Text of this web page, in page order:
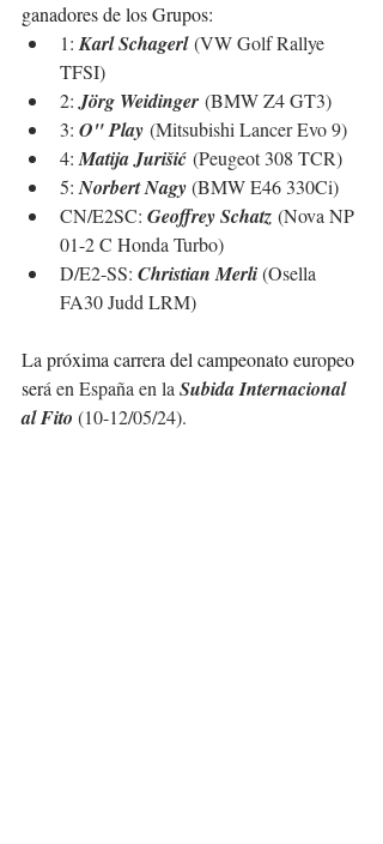
ganadores de los Grupos:
1: Karl Schagerl (VW Golf Rallye
TFSI)
2: Jörg Weidinger (BMW Z4 GT3)
3: O" Play (Mitsubishi Lancer Evo 9)
4: Matija Jurišić (Peugeot 308 TCR)
5: Norbert Nagy (BMW E46 330Ci)
CN/E2SC: Geoffrey Schatz (Nova NP
01-2 C Honda Turbo)
D/E2-SS: Christian Merli (Osella
FA30 Judd LRM)
La próxima carrera del campeonato europeo
será en España en la Subida Internacional
al Fito (10-12/05/24).